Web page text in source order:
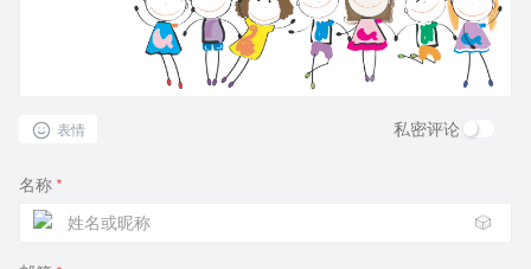
表情 私密评论
名称 *
🎲